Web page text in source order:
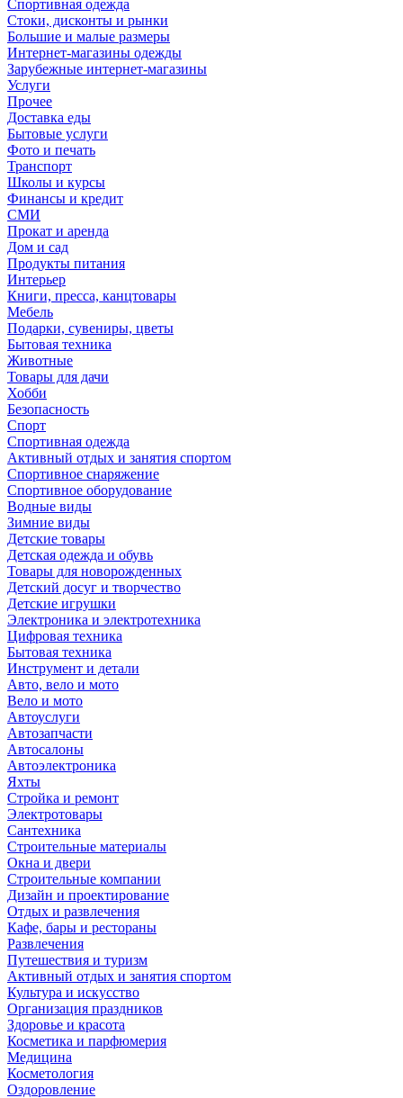
Спортивная одежда
Стоки, дисконты и рынки
Большие и малые размеры
Интернет-магазины одежды
Зарубежные интернет-магазины
Услуги
Прочее
Доставка еды
Бытовые услуги
Фото и печать
Транспорт
Школы и курсы
Финансы и кредит
СМИ
Прокат и аренда
Дом и сад
Продукты питания
Интерьер
Книги, пресса, канцтовары
Мебель
Подарки, сувениры, цветы
Бытовая техника
Животные
Товары для дачи
Хобби
Безопасность
Спорт
Спортивная одежда
Активный отдых и занятия спортом
Спортивное снаряжение
Спортивное оборудование
Водные виды
Зимние виды
Детские товары
Детская одежда и обувь
Товары для новорожденных
Детский досуг и творчество
Детские игрушки
Электроника и электротехника
Цифровая техника
Бытовая техника
Инструмент и детали
Авто, вело и мото
Вело и мото
Автоуслуги
Автозапчасти
Автосалоны
Автоэлектроника
Яхты
Стройка и ремонт
Электротовары
Сантехника
Строительные материалы
Окна и двери
Строительные компании
Дизайн и проектирование
Отдых и развлечения
Кафе, бары и рестораны
Развлечения
Путешествия и туризм
Активный отдых и занятия спортом
Культура и искусство
Организация праздников
Здоровье и красота
Косметика и парфюмерия
Медицина
Косметология
Оздоровление